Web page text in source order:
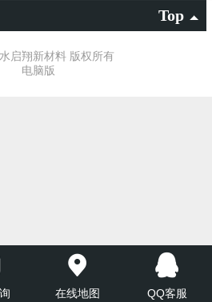
Top
启翔新材料 版权所有
电脑版
在线地图 QQ客服